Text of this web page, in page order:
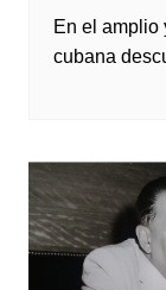
En el amplio
cubana